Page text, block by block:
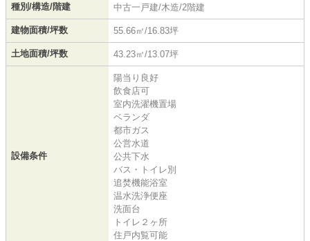
種別/構造/階建 中古一戸建/木造/2階建
建物面積/坪数 55.66㎡/16.83坪
土地面積/坪数 43.23㎡/13.07坪
設備条件
陽当り良好
飲食店可
室内洗濯機置場
ベランダ
都市ガス
公営水道
公共下水
バス・トイレ別
追焚機能浴室
温水洗浄便座
洗面台
トイレ２ヶ所
住戸内覧可能